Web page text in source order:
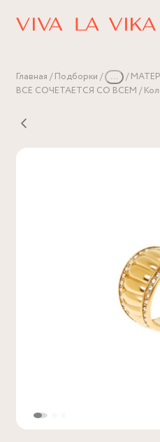
Главная Подборки ...
ВСЕ СОЧЕТАЕТСЯ СО ВСЕМ